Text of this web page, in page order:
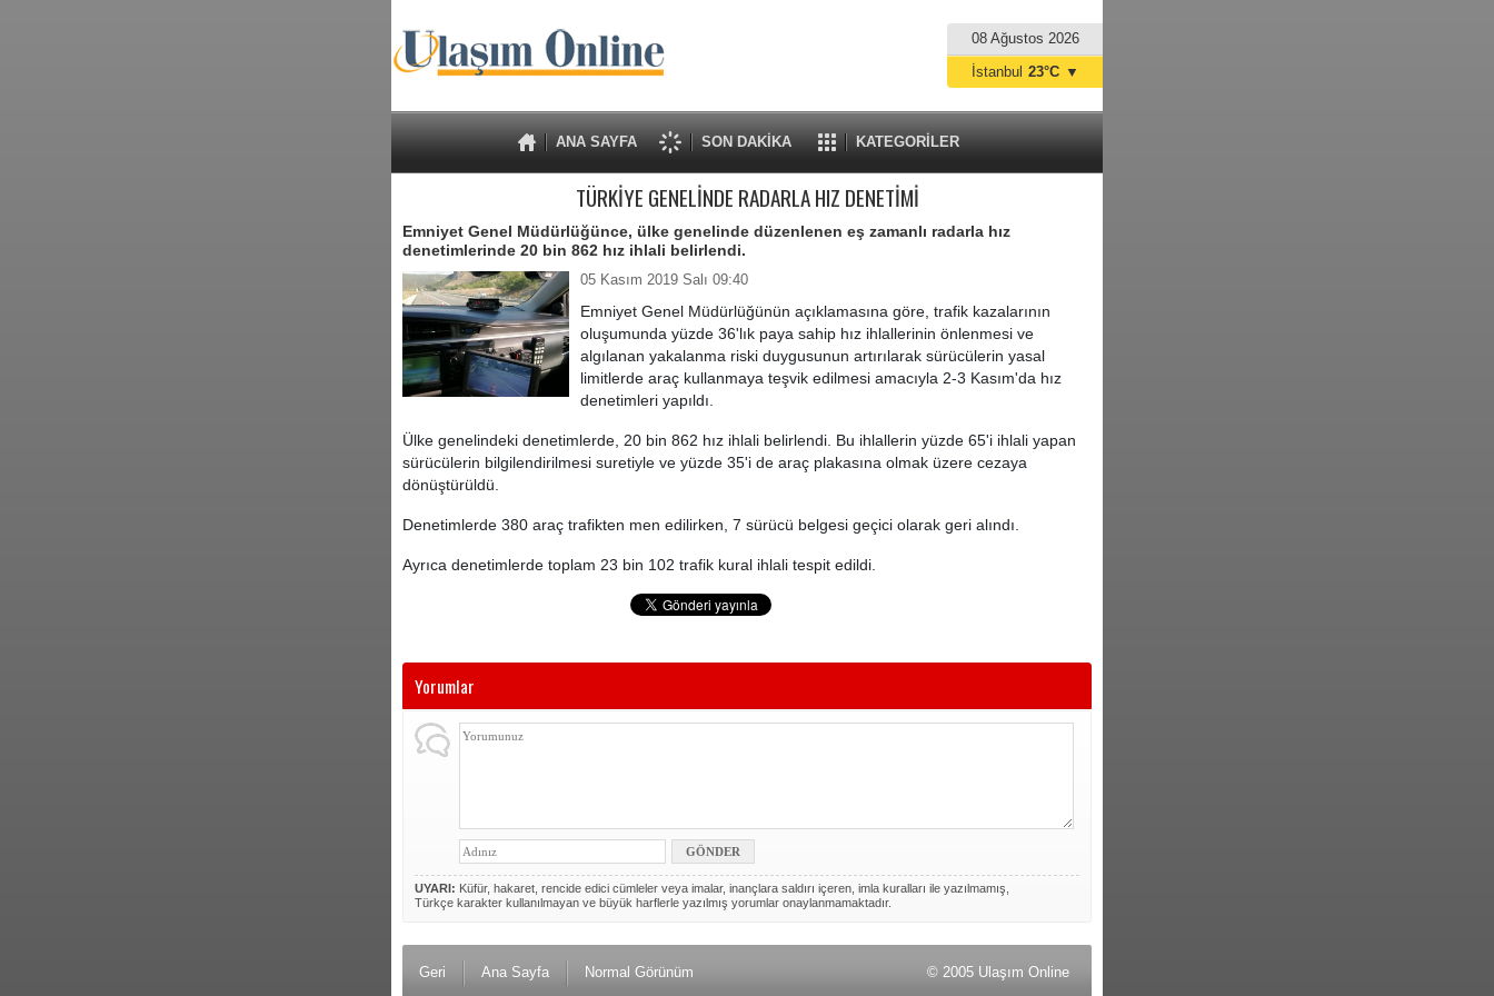
08 Ağustos 2026
ANA SAYFA SON DAKİKA KATEGORİLER
İstanbul 23°C ▼
TÜRKİYE GENELİNDE RADARLA HIZ DENETİMİ
Emniyet Genel Müdürlüğünce, ülke genelinde düzenlenen eş zamanlı radarla hız
denetimlerinde 20 bin 862 hız ihlali belirlendi.
05 Kasım 2019 Salı 09:40
Emniyet Genel Müdürlüğünün açıklamasına göre, trafik kazalarının
oluşumunda yüzde 36'lık paya sahip hız ihlallerinin önlenmesi ve
algılanan yakalanma riski duygusunun artırılarak sürücülerin yasal
limitlerde araç kullanmaya teşvik edilmesi amacıyla 2-3 Kasım'da hız
denetimleri yapıldı.
Ülke genelindeki denetimlerde, 20 bin 862 hız ihlali belirlendi. Bu ihlallerin yüzde 65'i ihlali yapan
sürücülerin bilgilendirilmesi suretiyle ve yüzde 35'i de araç plakasına olmak üzere cezaya
dönüştürüldü.
Denetimlerde 380 araç trafikten men edilirken, 7 sürücü belgesi geçici olarak geri alındı.
Ayrıca denetimlerde toplam 23 bin 102 trafik kural ihlali tespit edildi.
Yorumlar
UYARI: Küfür, hakaret, rencide edici cümleler veya imalar, inançlara saldırı içeren, imla kuralları ile yazılmamış,
Türkçe karakter kullanılmayan ve büyük harflerle yazılmış yorumlar onaylanmamaktadır.
Geri Ana Sayfa Normal Görünüm © 2005 Ulaşım Online